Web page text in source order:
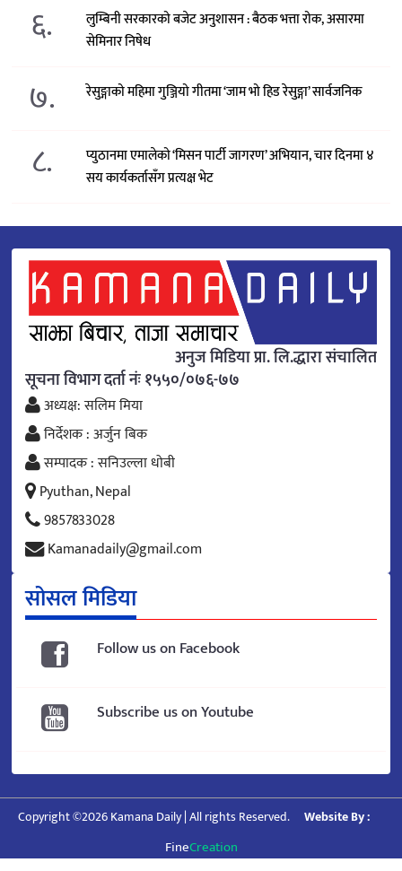
६.
लुम्बिनी सरकारको बजेट अनुशासन : बैठक भत्ता रोक, असारमा
सेमिनार निषेध
७. रेसुङ्गाको महिमा गुञ्जियो गीतमा ‘जाम भो हिड रेसुङ्गा’ सार्वजनिक
८.
प्युठानमा एमालेको ‘मिसन पार्टी जागरण’ अभियान, चार दिनमा ४
सय कार्यकर्तासँग प्रत्यक्ष भेट
अनुज मिडिया प्रा. लि.द्धारा संचालित
सूचना विभाग दर्ता नंः १५५०/०७६-७७
अध्यक्ष: सलिम मिया
निर्देशक : अर्जुन बिक
सम्पादक : सनिउल्ला धोबी
Pyuthan, Nepal
9857833028
Kamanadaily@gmail.com
सोसल मिडिया
Follow us on Facebook
Subscribe us on Youtube
Copyright ©2026 Kamana Daily | All rights Reserved. Website By :
FineCreation